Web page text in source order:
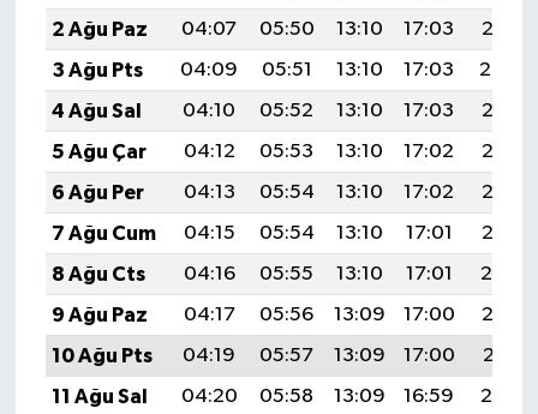
2 Ağu Paz
04:07 05:50 13:10 17:03
20:21
3 Ağu Pts
04:09 05:51 13:10 17:03
20:20
4 Ağu Sal
04:10 05:52 13:10 17:03
20:18
5 Ağu Çar
04:12 05:53 13:10 17:02
20:17
6 Ağu Per
04:13 05:54 13:10 17:02
20:16
7 Ağu Cum
04:15 05:54 13:10 17:01
20:15
8 Ağu Cts
04:16 05:55 13:10 17:01
20:14
9 Ağu Paz
04:17 05:56 13:09 17:00
20:13
10 Ağu Pts
04:19 05:57 13:09 17:00
20:11
11 Ağu Sal
04:20 05:58 13:09 16:59
20:10